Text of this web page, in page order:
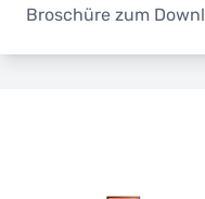
Broschüre zum